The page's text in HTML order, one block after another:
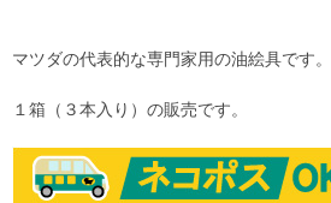
マツダの代表的な専門家用の油絵具です。
１箱（３本入り）の販売です。